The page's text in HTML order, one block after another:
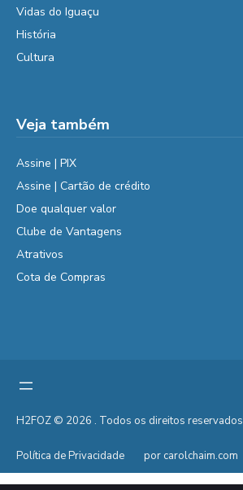
Vidas do Iguaçu
História
Cultura
Veja também
Assine | PIX
Assine | Cartão de crédito
Doe qualquer valor
Clube de Vantagens
Atrativos
Cota de Compras
H2FOZ © 2026 . Todos os direitos reservados
Política de Privacidade por carolchaim.com